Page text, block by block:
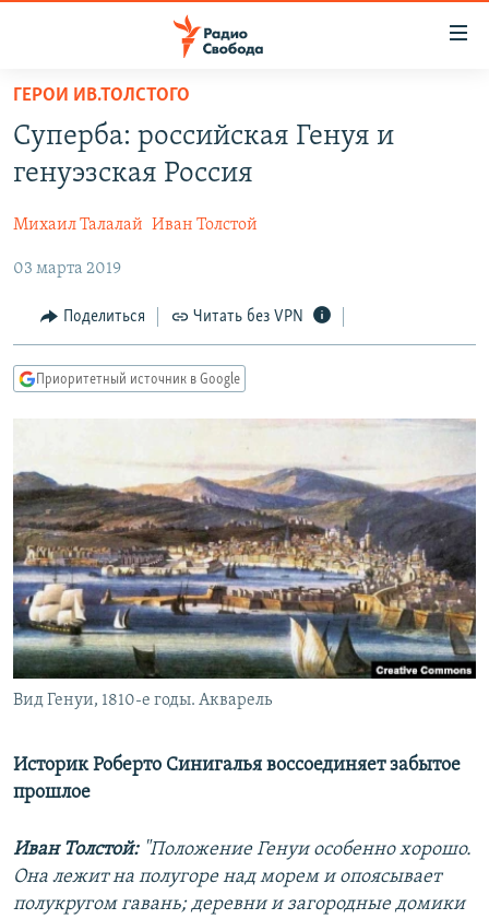
упрощенного
доступа
основному
Вернутся
главной
навигации
Вернутся
ПРОГРАММЫ
ПОДКАСТЫ
АВТОРСКИЕ ПРОЕКТЫ
ЦИТАТЫ СВОБОДЫ
МНЕНИЯ
КУЛЬТУРА
IDEL.РЕАЛИИ
КАВКАЗ.РЕАЛИИ
СИБИРЬ.РЕАЛИИ
РАСПИСАНИЕ ВЕЩАНИЯ
ПОДПИШИТЕСЬ НА РАССЫЛКУ
СОЦИАЛЬНЫЕ СЕТИ
Все сайты РСЕ/РС
ГЕРОИ ИВ.ТОЛСТОГО
Суперба: российская Генуя и
генуэзская Россия
Михаил Талалай Иван Толстой
03 марта 2019
Поделиться Читать без VPN
Приоритетный источник в Google
Вид Генуи, 1810-е годы. Акварель
Историк Роберто Синигалья воссоединяет забытое
прошлое
Иван Толстой: "Положение Генуи особенно хорошо.
Она лежит на полугоре над морем и опоясывает
полукругом гавань; деревни и загородные домики